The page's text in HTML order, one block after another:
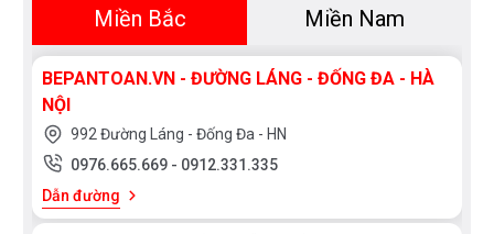
thiết kế vuông hiện đại
Bảo hành chính hãng 10 (năm) cho chậu rửa – 3
(năm) cho hệ thống ống xả
Miền Bắc Miền Nam
BEPANTOAN.VN - ĐƯỜNG LÁNG - ĐỐNG ĐA - HÀ
NỘI
992 Đường Láng - Đống Đa - HN
0976.665.669 - 0912.331.335
Dẫn đường